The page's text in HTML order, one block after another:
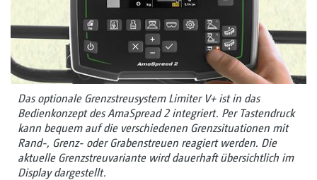
Das optionale Grenzstreusystem Limiter V+ ist in das
Bedienkonzept des AmaSpread 2 integriert. Per Tastendruck
kann bequem auf die verschiedenen Grenzsituationen mit
Rand-, Grenz- oder Grabenstreuen reagiert werden. Die
aktuelle Grenzstreuvariante wird dauerhaft übersichtlich im
Display dargestellt.